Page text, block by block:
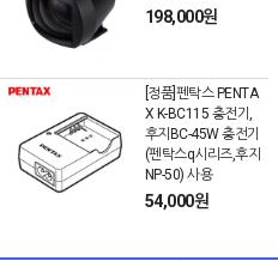
198,000원
[정품]펜탁스 PENTA
X K-BC115 충전기,
후지BC-45W 충전기
(펜탁스q시리즈,후지
NP-50) 사용
54,000원